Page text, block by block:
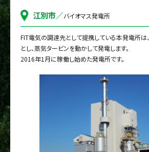
江別市／バイオマス発電所
FIT電気の調達先として提携している本発電所は、
とし、蒸気タービンを動かして発電します。
2016年1月に稼働し始めた発電所です。